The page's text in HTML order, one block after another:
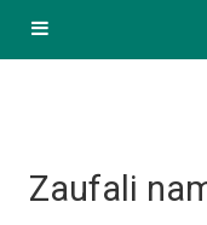
Panel boczny
Zaufali